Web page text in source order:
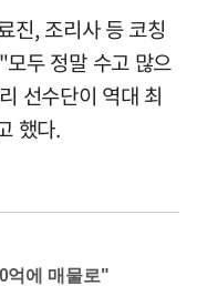
진, 조리사 등 코칭
두 정말 수고 많으
선수단이 역대 최
했다.
억에 매물로"